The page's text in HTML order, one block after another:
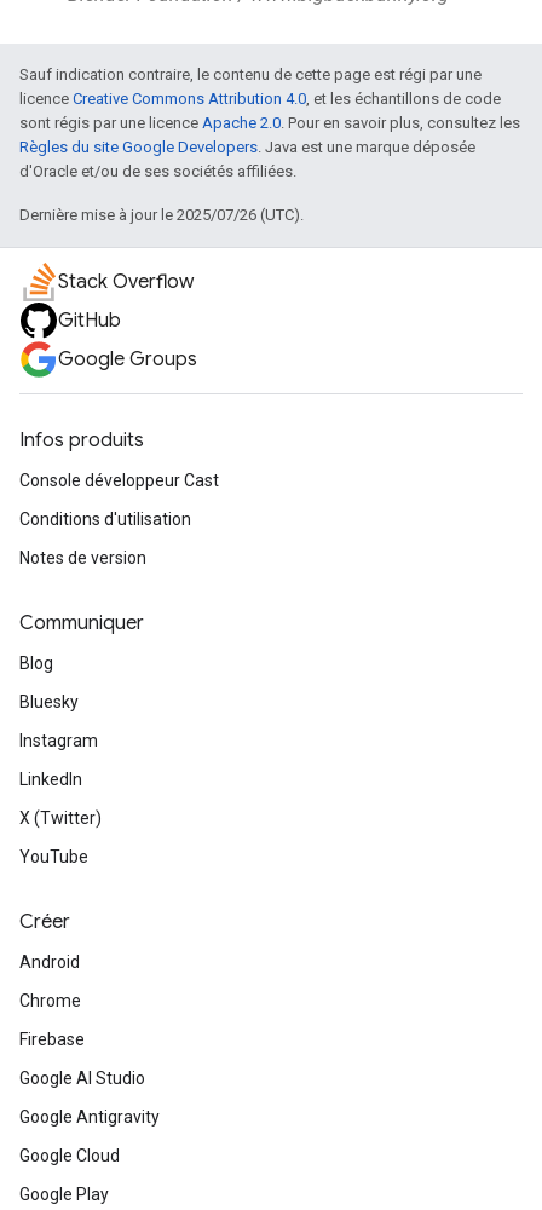
Sauf indication contraire, le contenu de cette page est régi par une
licence Creative Commons Attribution 4.0, et les échantillons de code
sont régis par une licence Apache 2.0. Pour en savoir plus, consultez les
Règles du site Google Developers. Java est une marque déposée
d'Oracle et/ou de ses sociétés affiliées.
Dernière mise à jour le 2025/07/26 (UTC).
Stack Overflow
GitHub
Google Groups
Infos produits
Console développeur Cast
Conditions d'utilisation
Notes de version
Communiquer
Blog
Bluesky
Instagram
LinkedIn
X (Twitter)
YouTube
Créer
Android
Chrome
Firebase
Google AI Studio
Google Antigravity
Google Cloud
Google Play